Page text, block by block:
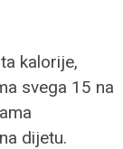
kalorije,
svega 15 na
dijetu.